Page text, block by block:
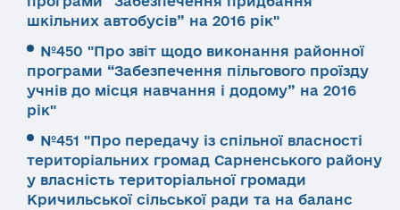
шкільних автобусів” на 2016 рік"
№450 "Про звіт щодо виконання районної
програми “Забезпечення пільгового проїзду
учнів до місця навчання і додому” на 2016
рік"
№451 "Про передачу із спільної власності
територіальних громад Сарненського району
у власність територіальної громади
Кричильської сільської ради та на баланс